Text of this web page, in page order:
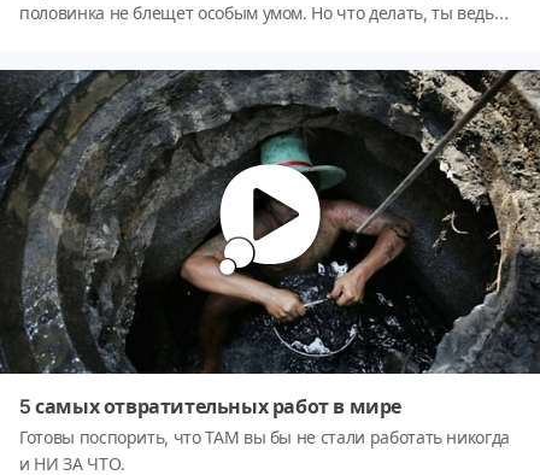
половинка не блещет особым умом. Но что делать, ты ведь
посмеяться над сложившейся ситуацией, что мы предлагаем
сделать и вам, дорогие читатели.
5 самых отвратительных работ в мире
Готовы поспорить, что ТАМ вы бы не стали работать никогда
и НИ ЗА ЧТО.